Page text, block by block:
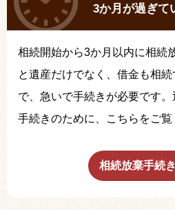
3か月が過ぎて
相続開始から3か月以内に相続
と遺産だけでなく、借金も相
で、急いで手続きが必要です
手続きのために、こちらをご覧
相続放棄手続